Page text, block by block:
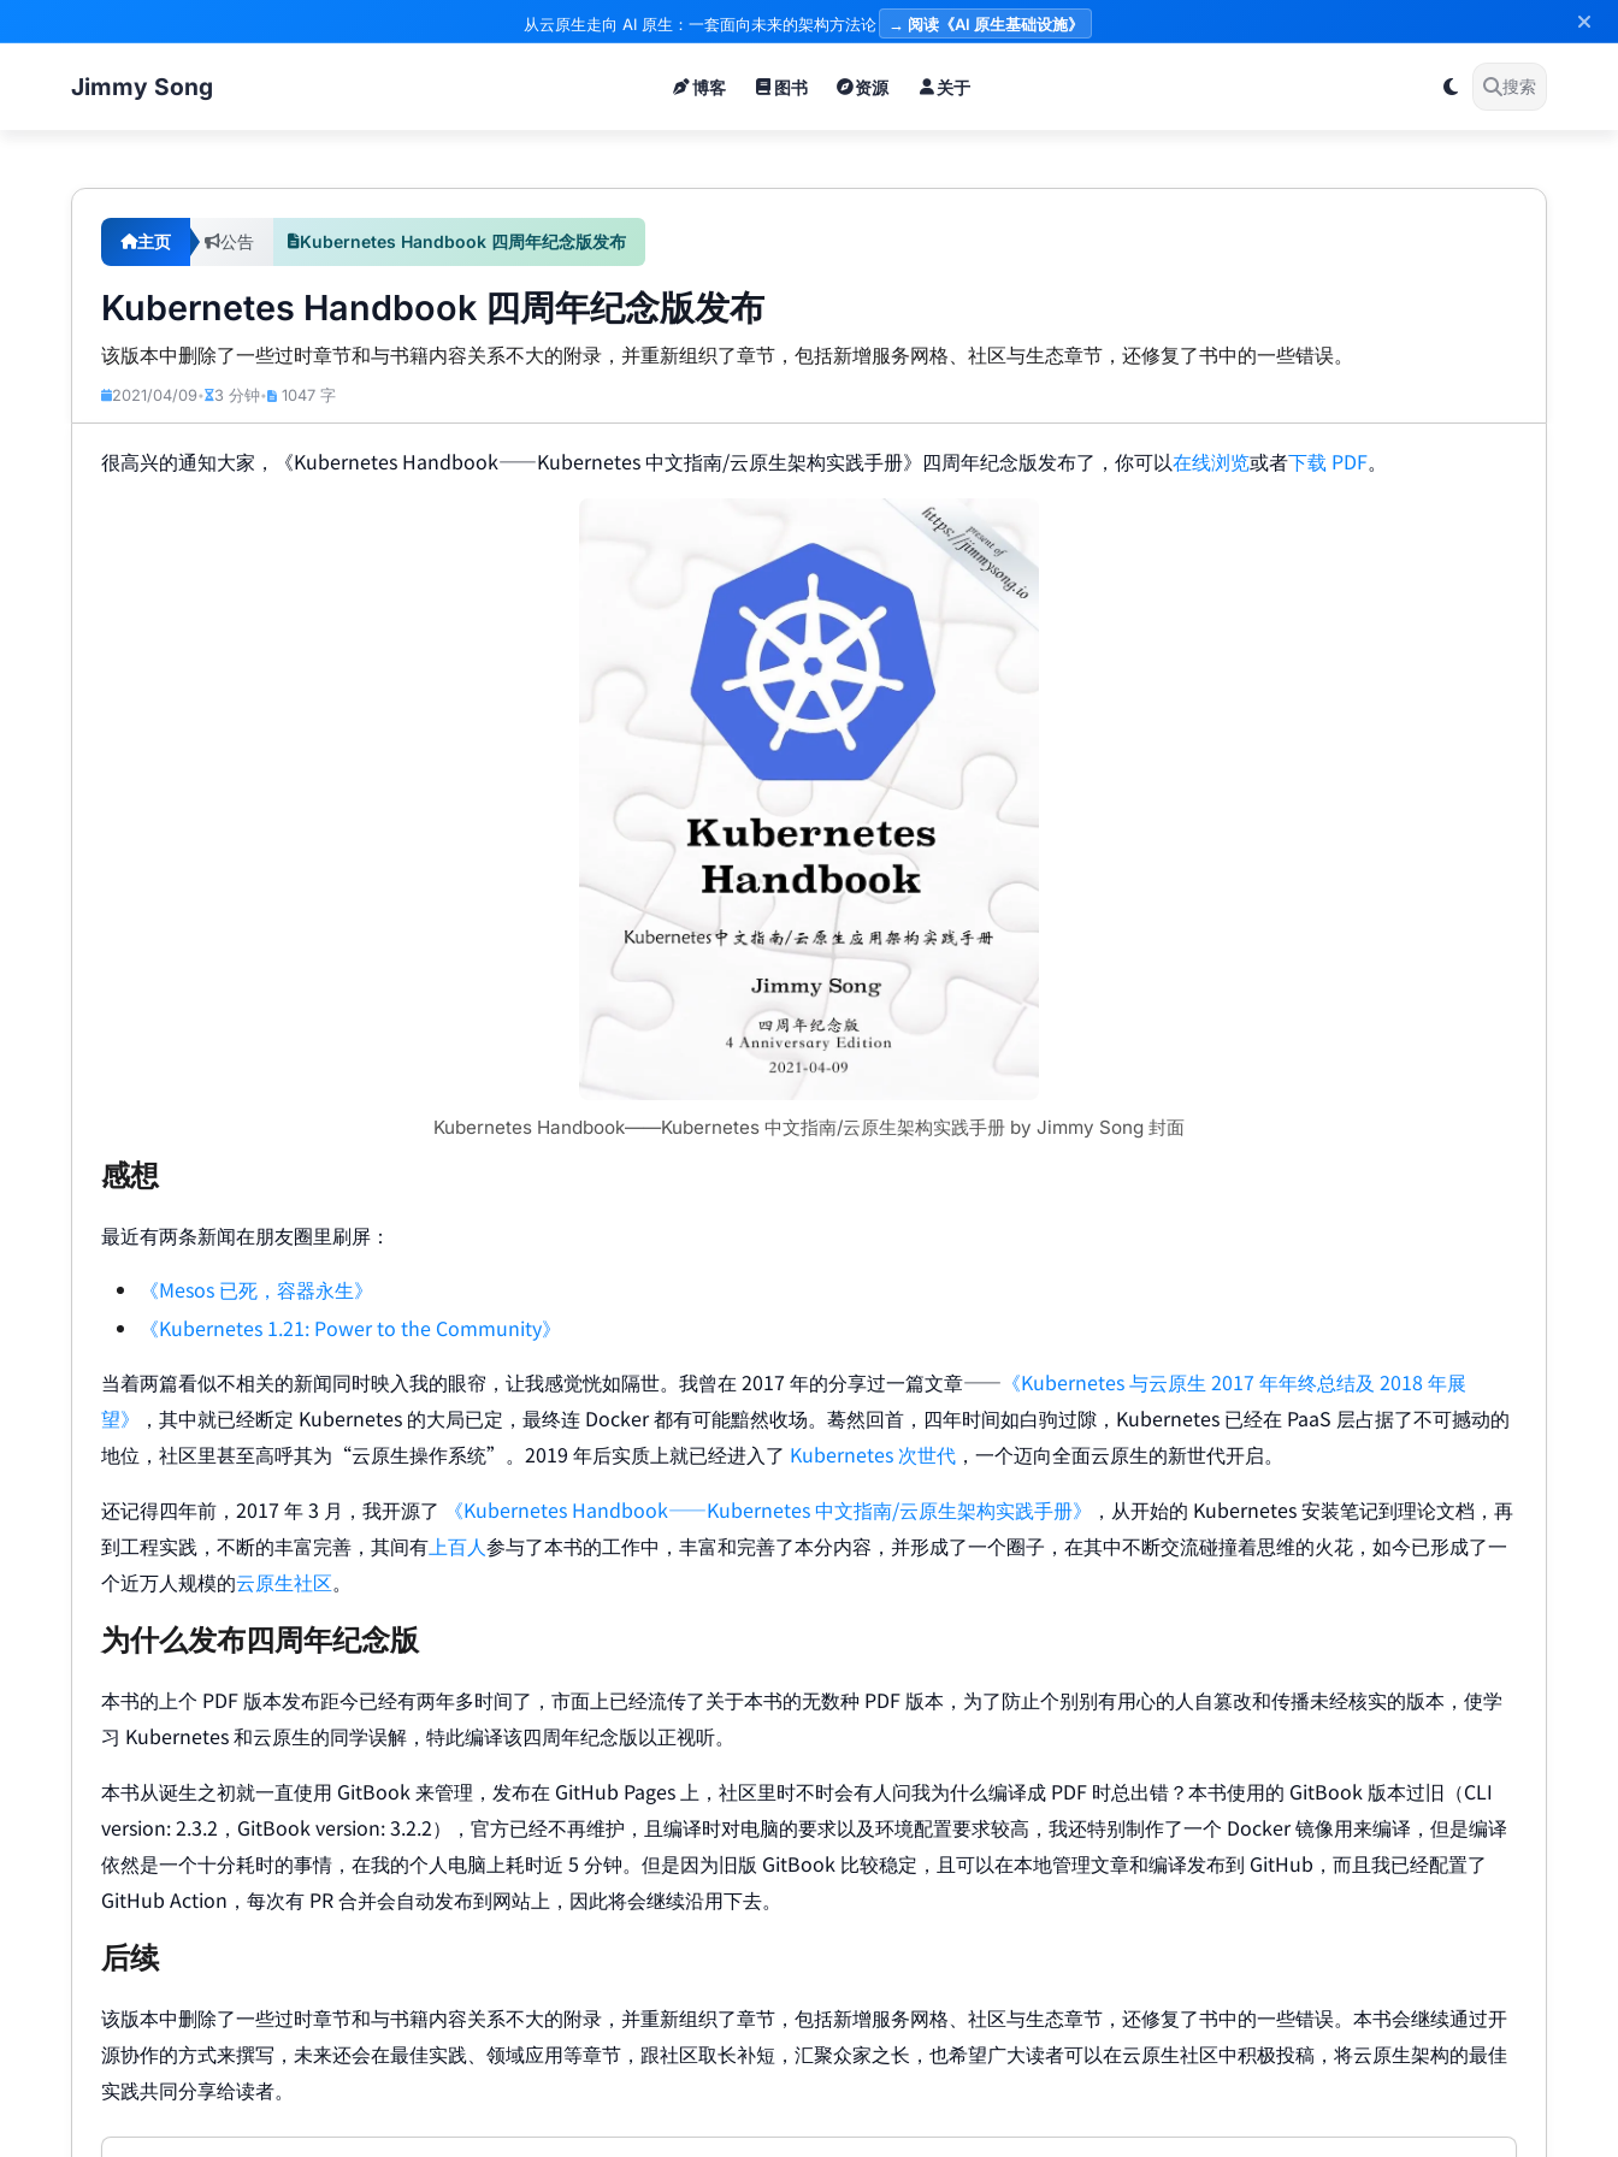
从云原生走向 AI 原生：一套面向未来的架构方法论 → 阅读《AI 原生基础设施》
Jimmy Song 博客 图书 资源 关于 搜索
主页 公告 Kubernetes Handbook 四周年纪念版发布
Kubernetes Handbook 四周年纪念版发布
该版本中删除了一些过时章节和与书籍内容关系不大的附录，并重新组织了章节，包括新增服务网格、社区与生态章节，还修复了书中的一些错误。
2021/04/09• 3 分钟• 1047 字
很高兴的通知大家，《Kubernetes Handbook——Kubernetes 中文指南/云原生架构实践手册》四周年纪念版发布了，你可以在线浏览或者下载 PDF。
Kubernetes Handbook——Kubernetes 中文指南/云原生架构实践手册 by Jimmy Song 封面
感想
最近有两条新闻在朋友圈里刷屏：
《Mesos 已死，容器永生》
《Kubernetes 1.21: Power to the Community》
当着两篇看似不相关的新闻同时映入我的眼帘，让我感觉恍如隔世。我曾在 2017 年的分享过一篇文章—— 《Kubernetes 与云原生 2017 年年终总结及 2018 年展
望》
，其中就已经断定 Kubernetes 的大局已定，最终连 Docker 都有可能黯然收场。蓦然回首，四年时间如白驹过隙，Kubernetes 已经在 PaaS 层占据了不可撼动的
地位，社区里甚至高呼其为“云原生操作系统”。2019 年后实质上就已经进入了 Kubernetes 次世代 ，一个迈向全面云原生的新世代开启。
还记得四年前，2017 年 3 月，我开源了
《Kubernetes Handbook——Kubernetes 中文指南/云原生架构实践手册》
，从开始的 Kubernetes 安装笔记到理论文档，再
到工程实践，不断的丰富完善，其间有上百人参与了本书的工作中，丰富和完善了本分内容，并形成了一个圈子，在其中不断交流碰撞着思维的火花，如今已形成了一
个近万人规模的云原生社区。
为什么发布四周年纪念版
本书的上个 PDF 版本发布距今已经有两年多时间了，市面上已经流传了关于本书的无数种 PDF 版本，为了防止个别别有用心的人自篡改和传播未经核实的版本，使学
习 Kubernetes 和云原生的同学误解，特此编译该四周年纪念版以正视听。
本书从诞生之初就一直使用 GitBook 来管理，发布在 GitHub Pages 上，社区里时不时会有人问我为什么编译成 PDF 时总出错？本书使用的 GitBook 版本过旧（CLI
version: 2.3.2，GitBook version: 3.2.2），官方已经不再维护，且编译时对电脑的要求以及环境配置要求较高，我还特别制作了一个 Docker 镜像用来编译，但是编译
依然是一个十分耗时的事情，在我的个人电脑上耗时近 5 分钟。但是因为旧版 GitBook 比较稳定，且可以在本地管理文章和编译发布到 GitHub，而且我已经配置了
GitHub Action，每次有 PR 合并会自动发布到网站上，因此将会继续沿用下去。
后续
该版本中删除了一些过时章节和与书籍内容关系不大的附录，并重新组织了章节，包括新增服务网格、社区与生态章节，还修复了书中的一些错误。本书会继续通过开
源协作的方式来撰写，未来还会在最佳实践、领域应用等章节，跟社区取长补短，汇聚众家之长，也希望广大读者可以在云原生社区中积极投稿，将云原生架构的最佳
实践共同分享给读者。